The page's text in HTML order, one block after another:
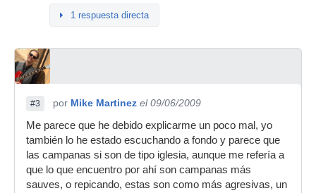
1 respuesta directa
#3 por Mike Martinez el 09/06/2009
Me parece que he debido explicarme un poco mal, yo
también lo he estado escuchando a fondo y parece que
las campanas si son de tipo iglesia, aunque me refería a
que lo que encuentro por ahí son campanas más
sauves, o repicando, estas son como más agresivas, un